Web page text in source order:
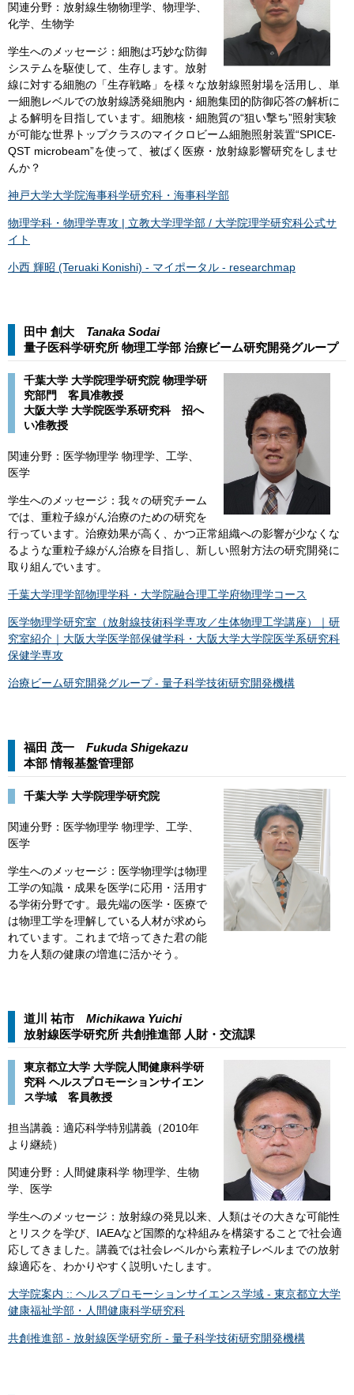
関連分野：放射線生物物理学、物理学、
化学、生物学
学生へのメッセージ：細胞は巧妙な防御
システムを駆使して、生存します。放射
線に対する細胞の「生存戦略」を様々な放射線照射場を活用し、単
一細胞レベルでの放射線誘発細胞内・細胞集団的防御応答の解析に
よる解明を目指しています。細胞核・細胞質の“狙い撃ち”照射実験
が可能な世界トップクラスのマイクロビーム細胞照射装置“SPICE-
QST microbeam”を使って、被ばく医療・放射線影響研究をしませ
んか？
神戸大学大学院海事科学研究科・海事科学部
物理学科・物理学専攻 | 立教大学理学部 / 大学院理学研究科公式サ
イト
小西 輝昭 (Teruaki Konishi) - マイポータル - researchmap
田中 創大 Tanaka Sodai​​
量子医科学研究所 物理工学部 治療ビーム研究開発グループ​
千葉大学 大学院理学研究院 物理学研
究部門 客員准教授
​大阪大学 大学院医学系研究科 招へ
い准教授
関連分野：医学物理学 物理学、工学、
医学
学生へのメッセージ：我々の研究チーム
では、重粒子線がん治療のための研究を
行っています。治療効果が高く、かつ正常組織への影響が少なくな
るような重粒子線がん治療を目指し、新しい照射方法の研究開発に
取り組んでいます。
千葉大学理学部物理学科・大学院融合理工学府物理学コース
医学物理学研究室（放射線技術科学専攻／生体物理工学講座）｜研
究室紹介｜大阪大学医学部保健学科・大阪大学大学院医学系研究科
保健学専攻
治療ビーム研究開発グループ - 量子科学技術研究開発機構
福田 茂一 Fukuda Shigekazu​​
本部 情報基盤管理部​
千葉大学 大学院理学研究院
関連分野：医学物理学 物理学、工学、
医学
学生へのメッセージ：医学物理学は物理
工学の知識・成果を医学に応用・活用す
る学術分野です。最先端の医学・医療で
は物理工学を理解している人材が求めら
れています。これまで培ってきた君の能
力を人類の健康の増進に活かそう。
道川 祐市 Michikawa Yuichi​​
放射線医学研究所 共創推進部 人財・交流課​
​​東京都立大学 大学院人間健康科学研
究科 ヘルスプロモーションサイエン
ス学域 客員教授
担当講義：適応科学特別講義（2010年
より継続）
関連分野：人間健康科学 物理学、生物
学、医学
学生へのメッセージ：放射線の発見以来、人類はその大きな可能性
とリスクを学び、IAEAなど国際的な枠組みを構築することで社会適
応してきました。講義では社会レベルから素粒子レベルまでの放射
線適応を、わかりやすく説明いたします。
大学院案内 :: ヘルスプロモーションサイエンス学域 - 東京都立大学
健康福祉学部・人間健康科学研究科
共創推進部 - 放射線医学研究所 - 量子科学技術研究開発機構